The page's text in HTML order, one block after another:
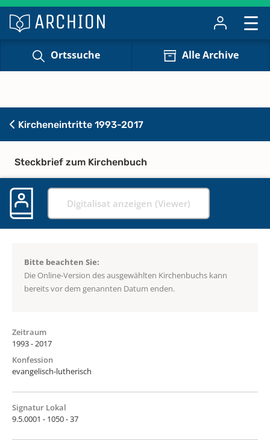
Ortssuche Alle Archive
Kircheneintritte 1993-2017
Steckbrief zum Kirchenbuch
Digitalisat anzeigen (Viewer)
Bitte beachten Sie:
Die Online-Version des ausgewählten Kirchenbuchs kann
bereits vor dem genannten Datum enden.
Zeitraum
1993 - 2017
Konfession
evangelisch-lutherisch
Signatur Lokal
9.5.0001 - 1050 - 37